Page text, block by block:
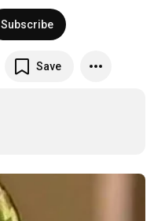
Subscribe
Save